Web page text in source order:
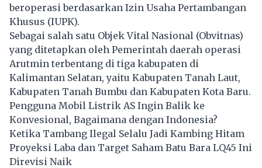
beroperasi berdasarkan Izin Usaha Pertambangan
Khusus (IUPK).
Sebagai salah satu Objek Vital Nasional (Obvitnas)
yang ditetapkan oleh Pemerintah daerah operasi
Arutmin terbentang di tiga kabupaten di
Kalimantan Selatan, yaitu Kabupaten Tanah Laut,
Kabupaten Tanah Bumbu dan Kabupaten Kota Baru.
Pengguna Mobil Listrik AS Ingin Balik ke
Konvesional, Bagaimana dengan Indonesia?
Ketika Tambang Ilegal Selalu Jadi Kambing Hitam
Proyeksi Laba dan Target Saham Batu Bara LQ45 Ini
Direvisi Naik